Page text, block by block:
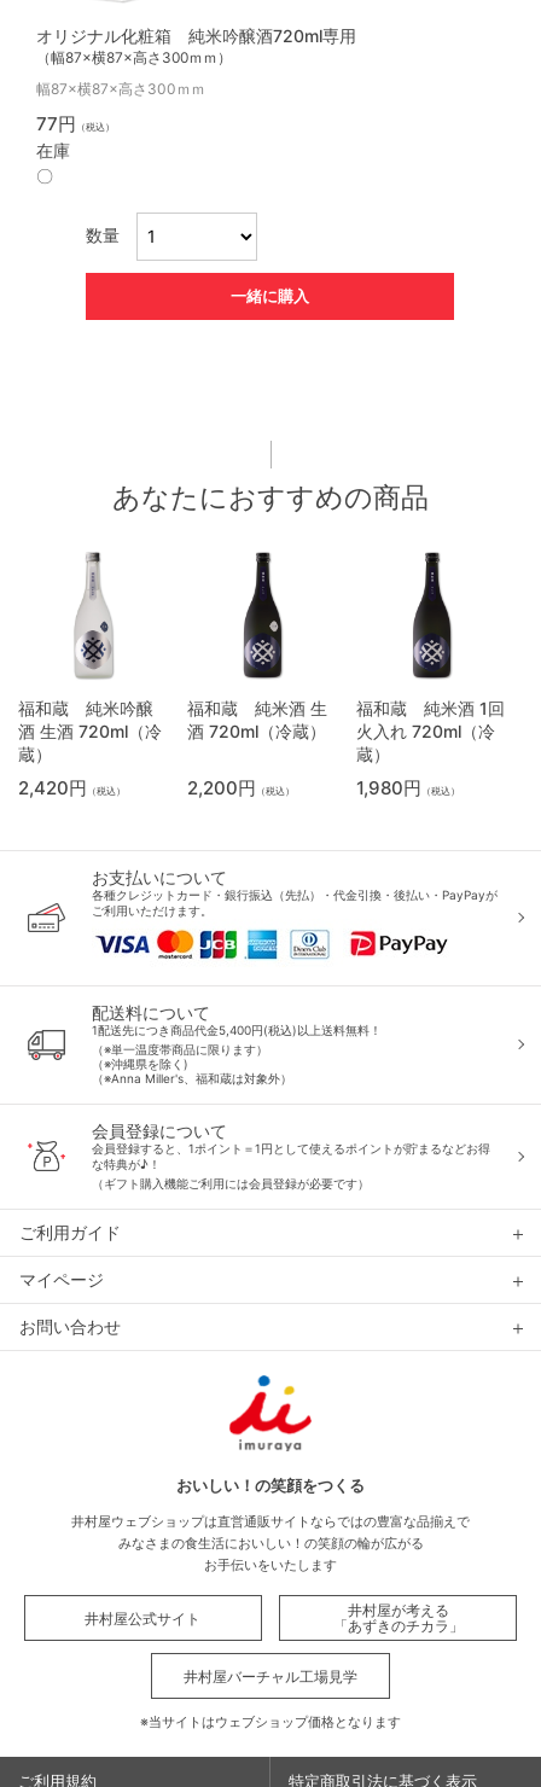
オリジナル化粧箱 純米吟醸酒720ml専用
（幅87×横87×高さ300ｍｍ）
幅87×横87×高さ300ｍｍ
77円 （税込）
在庫
〇
数量
一緒に購入
あなたにおすすめの商品
福和蔵 純米吟醸
酒 生酒 720ml（冷
蔵）
2,420円 （税込）
福和蔵 純米酒 生
酒 720ml（冷蔵）
2,200円 （税込）
福和蔵 純米酒 1回
火入れ 720ml（冷
蔵）
1,980円 （税込）
お支払いについて
各種クレジットカード・銀行振込（先払）・代金引換・後払い・PayPayが
ご利用いただけます。
配送料について
1配送先につき商品代金5,400円(税込)以上送料無料！
（※単一温度帯商品に限ります）
（※沖縄県を除く)
（※Anna Miller's、福和蔵は対象外）
会員登録について
会員登録すると、1ポイント＝1円として使えるポイントが貯まるなどお得
な特典が♪！
（ギフト購入機能ご利用には会員登録が必要です）
ご利用ガイド
マイページ
お問い合わせ
おいしい！の笑顔をつくる
井村屋ウェブショップは直営通販サイトならではの豊富な品揃えで
みなさまの食生活においしい！の笑顔の輪が広がる
お手伝いをいたします
井村屋公式サイト
井村屋が考える
「あずきのチカラ」
井村屋バーチャル工場見学
※当サイトはウェブショップ価格となります
ご利用規約 特定商取引法に基づく表示